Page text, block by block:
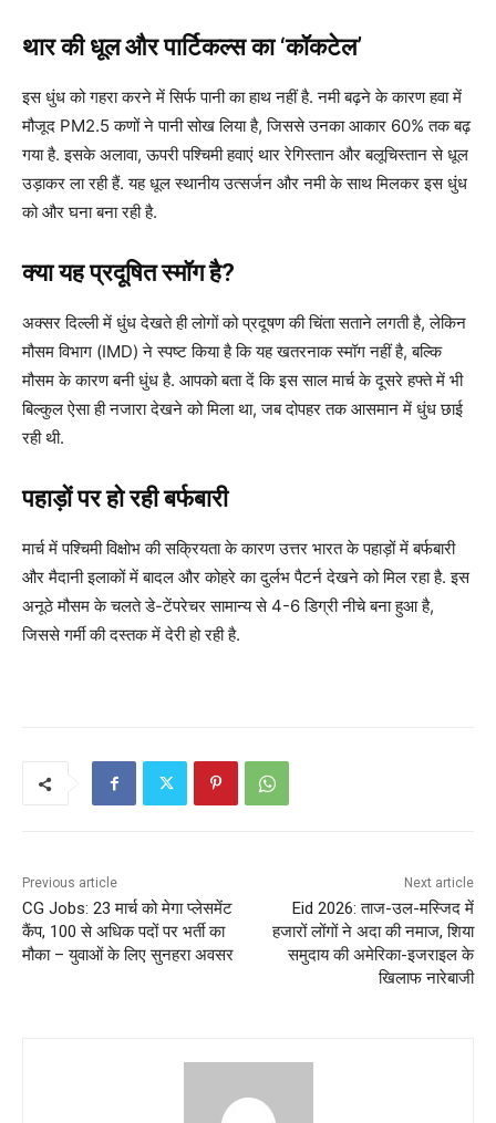
थार की धूल और पार्टिकल्स का ‘कॉकटेल’
इस धुंध को गहरा करने में सिर्फ पानी का हाथ नहीं है. नमी बढ़ने के कारण हवा में
मौजूद PM2.5 कणों ने पानी सोख लिया है, जिससे उनका आकार 60% तक बढ़
गया है. इसके अलावा, ऊपरी पश्चिमी हवाएं थार रेगिस्तान और बलूचिस्तान से धूल
उड़ाकर ला रही हैं. यह धूल स्थानीय उत्सर्जन और नमी के साथ मिलकर इस धुंध
को और घना बना रही है.
क्या यह प्रदूषित स्मॉग है?
अक्सर दिल्ली में धुंध देखते ही लोगों को प्रदूषण की चिंता सताने लगती है, लेकिन
मौसम विभाग (IMD) ने स्पष्ट किया है कि यह खतरनाक स्मॉग नहीं है, बल्कि
मौसम के कारण बनी धुंध है. आपको बता दें कि इस साल मार्च के दूसरे हफ्ते में भी
बिल्कुल ऐसा ही नजारा देखने को मिला था, जब दोपहर तक आसमान में धुंध छाई
रही थी.
पहाड़ों पर हो रही बर्फबारी
मार्च में पश्चिमी विक्षोभ की सक्रियता के कारण उत्तर भारत के पहाड़ों में बर्फबारी
और मैदानी इलाकों में बादल और कोहरे का दुर्लभ पैटर्न देखने को मिल रहा है. इस
अनूठे मौसम के चलते डे-टेंपरेचर सामान्य से 4-6 डिग्री नीचे बना हुआ है,
जिससे गर्मी की दस्तक में देरी हो रही है.
Previous article
CG Jobs: 23 मार्च को मेगा प्लेसमेंट
कैंप, 100 से अधिक पदों पर भर्ती का
मौका – युवाओं के लिए सुनहरा अवसर
Next article
Eid 2026: ताज-उल-मस्जिद में
हजारों लोंगों ने अदा की नमाज, शिया
समुदाय की अमेरिका-इजराइल के
खिलाफ नारेबाजी